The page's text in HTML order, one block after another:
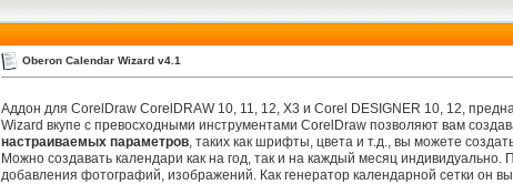
Oberon Calendar Wizard v4.1
Аддон для CorelDraw CorelDRAW 10, 11, 12, X3 и Corel DESIGNER 10, 12,
Wizard вкупе с превосходными инструментами CorelDraw позволяют вам
настраиваемых параметров, таких как шрифты, цвета и т.д., вы можете
Можно создавать календари как на год, так и на каждый месяц
добавления фотографий, изображений. Как генератор календарной сетки он